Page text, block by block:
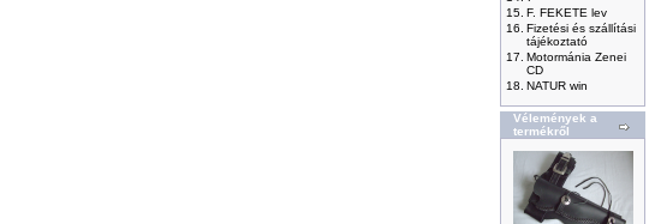
15. F. FEKETE lev
16. Fizetési és szállítási
tájékoztató
17. Motormánia Zenei
CD
18. NATUR win
Vélemények a
termékről